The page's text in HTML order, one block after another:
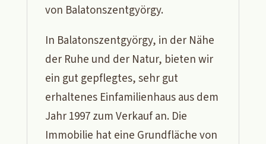
von Balatonszentgyörgy.
In Balatonszentgyörgy, in der Nähe
der Ruhe und der Natur, bieten wir
ein gut gepflegtes, sehr gut
erhaltenes Einfamilienhaus aus dem
Jahr 1997 zum Verkauf an. Die
Immobilie hat eine Grundfläche von